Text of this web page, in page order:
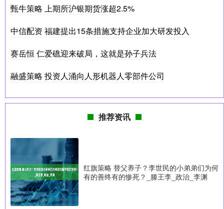
甄牛策略 上期所沪银期货涨超2.5%
中信配资 福建提出15条措施支持企业加大研发投入
赛岳恒 仁爱礁迎来破局，这就是孙子兵法
融盛策略 投资人涌向人形机器人零部件公司
推荐资讯
红旗策略 替父养子？李世民的小弟弟们为何
有的善终有的惨死？_滕王李_政治_李渊